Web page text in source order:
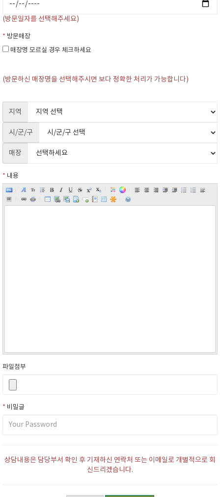
(방문일자를 선택해주세요)
* 방문매장
매장명 모르실 경우 체크하세요
(방문하신 매장명을 선택해주시면 보다 정확한 처리가 가능합니다)
지역
시/군/구
매장
* 내용
파일첨부
* 비밀글
상담내용은 담당부서 확인 후 기재하신 연락처 또는 이메일로 개별적으로 회
신드리겠습니다.